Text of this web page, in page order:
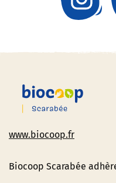
www.biocoop.fr
Biocoop Scarabée